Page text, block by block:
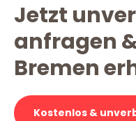
Jetzt
anfragen
Bremen
Kostenlos &